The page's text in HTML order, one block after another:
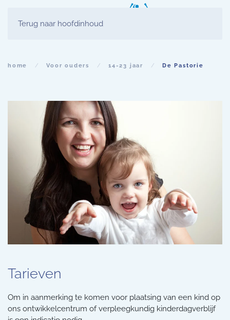
Terug naar hoofdinhoud
home Voor ouders 14-23 jaar De Pastorie
Tarieven
Om in aanmerking te komen voor plaatsing van een kind op
ons ontwikkelcentrum of verpleegkundig kinderdagverblijf